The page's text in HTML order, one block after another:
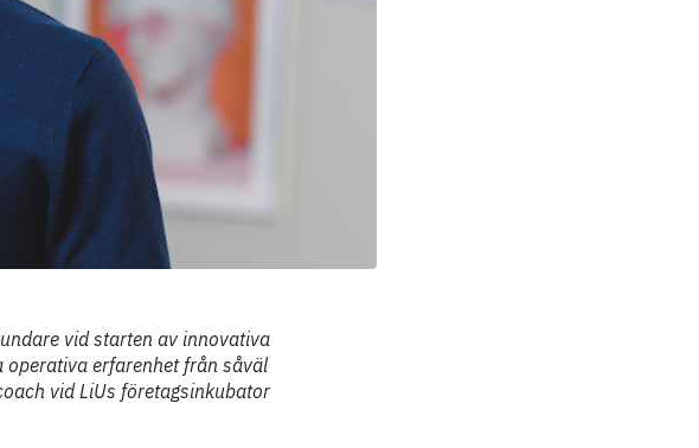
vid starten av innovativa
operativa erfarenhet från såväl
vid LiUs företagsinkubator